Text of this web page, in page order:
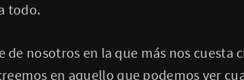
todo.
de nosotros en la que más nos cuesta
en aquello que podemos ver